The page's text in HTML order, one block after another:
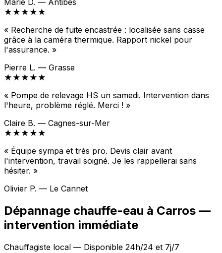
Marie D. — Antibes
★★★★★
« Recherche de fuite encastrée : localisée sans casse
grâce à la caméra thermique. Rapport nickel pour
l'assurance. »
Pierre L. — Grasse
★★★★★
« Pompe de relevage HS un samedi. Intervention dans
l'heure, problème réglé. Merci ! »
Claire B. — Cagnes-sur-Mer
★★★★★
« Équipe sympa et très pro. Devis clair avant
l'intervention, travail soigné. Je les rappellerai sans
hésiter. »
Olivier P. — Le Cannet
Dépannage chauffe-eau à Carros —
intervention immédiate
Chauffagiste local — Disponible 24h/24 et 7j/7